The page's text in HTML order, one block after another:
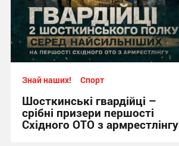
Знай наших! Спорт
Шосткинські гвардійці –
срібні призери першості
Східного ОТО з армрестлінгу